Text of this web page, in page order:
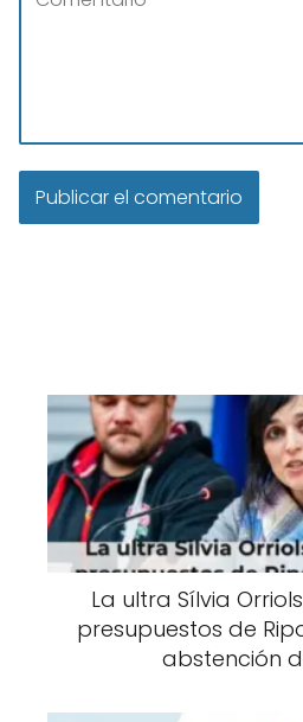
La ultra Sílvia
presupuestos de
abstención